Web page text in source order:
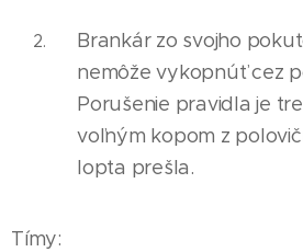
Brankár zo svojho
nemôže vykopnúť cez
Porušenie pravidla je
voľným kopom z
lopta prešla.
Tímy: